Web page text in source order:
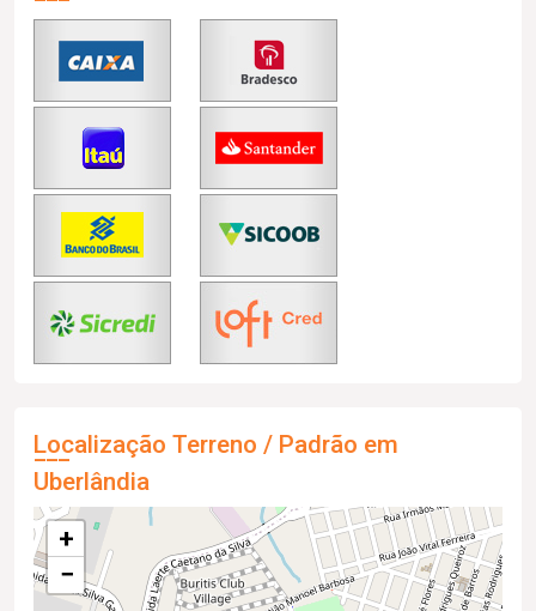
Localização Terreno / Padrão em
Uberlândia
+
−